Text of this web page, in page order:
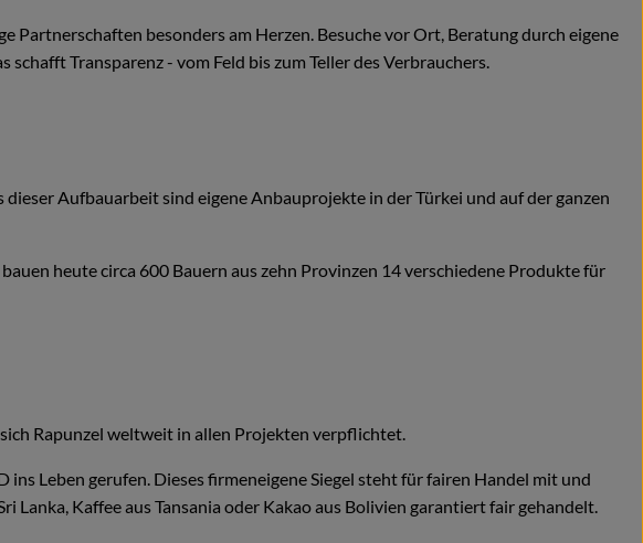
Partnerschaften besonders am Herzen. Besuche vor Ort, Beratung durch eigene
Transparenz - vom Feld bis zum Teller des Verbrauchers.
Aufbauarbeit sind eigene Anbauprojekte in der Türkei und auf der ganzen
heute circa 600 Bauern aus zehn Provinzen 14 verschiedene Produkte für
Rapunzel weltweit in allen Projekten verpflichtet.
Leben gerufen. Dieses firmeneigene Siegel steht für fairen Handel mit und
Kaffee aus Tansania oder Kakao aus Bolivien garantiert fair gehandelt.